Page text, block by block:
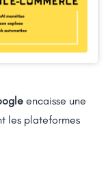
encaisse une
les plateformes